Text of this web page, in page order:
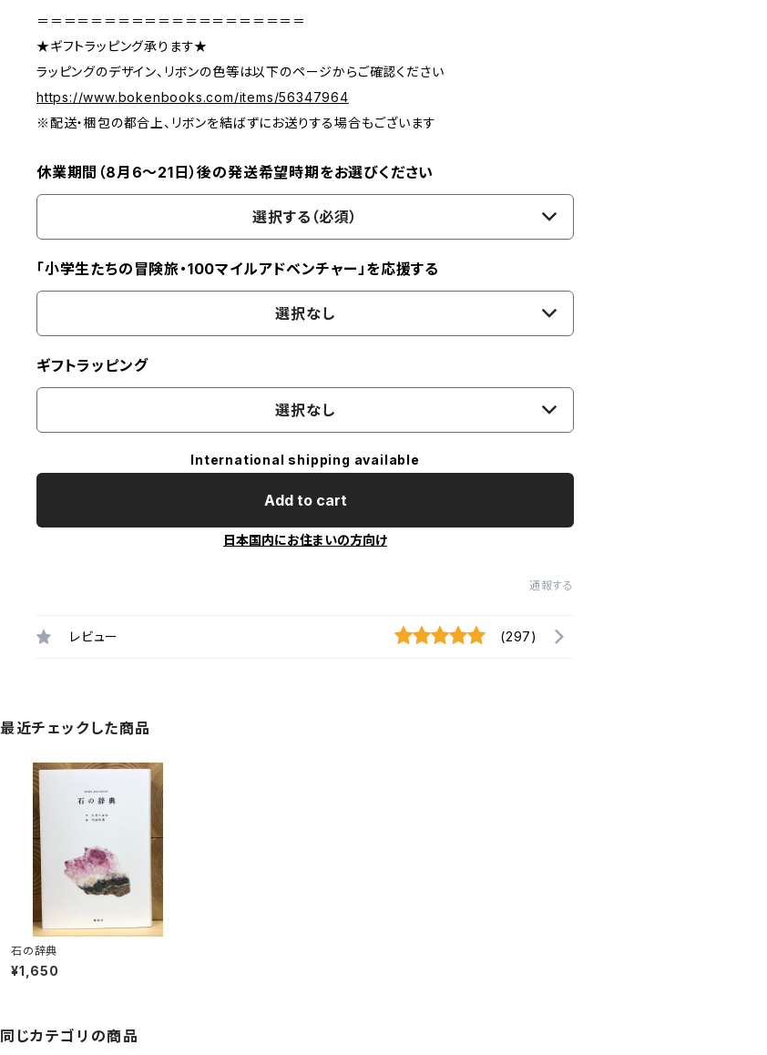
＝＝＝＝＝＝＝＝＝＝＝＝＝＝＝＝＝＝＝＝
★ギフトラッピング承ります★
ラッピングのデザイン、リボンの色等は以下のページからご確認ください
https://www.bokenbooks.com/items/56347964
※配送・梱包の都合上、リボンを結ばずにお送りする場合もございます
休業期間（8月6〜21日）後の発送希望時期をお選びください
選択する（必須）
「小学生たちの冒険旅・100マイルアドベンチャー」を応援する
選択なし
ギフトラッピング
選択なし
International shipping available
Add to cart
日本国内にお住まいの方向け
通報する
レビュー (297)
最近チェックした商品
石の辞典
¥1,650
同じカテゴリの商品